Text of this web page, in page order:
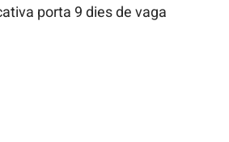
porta 9 dies de vaga